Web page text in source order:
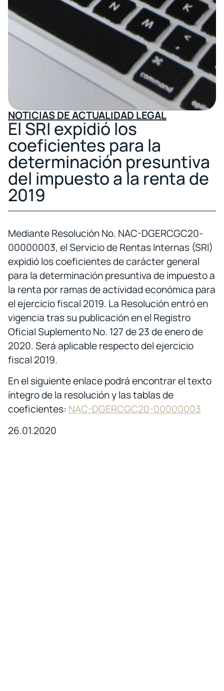
NOTICIAS DE ACTUALIDAD LEGAL
El SRI expidió los
coeficientes para la
determinación presuntiva
del impuesto a la renta de
2019
Mediante Resolución No. NAC-DGERCGC20-
00000003, el Servicio de Rentas Internas (SRI)
expidió los coeficientes de carácter general
para la determinación presuntiva de impuesto a
la renta por ramas de actividad económica para
el ejercicio fiscal 2019. La Resolución entró en
vigencia tras su publicación en el Registro
Oficial Suplemento No. 127 de 23 de enero de
2020. Será aplicable respecto del ejercicio
fiscal 2019.
En el siguiente enlace podrá encontrar el texto
íntegro de la resolución y las tablas de
coeficientes: NAC-DGERCGC20-00000003
26.01.2020